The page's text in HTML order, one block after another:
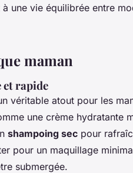
une vie équilibrée entre
maman
et rapide
véritable atout pour les
une crème hydratante
shampoing sec pour
pour un maquillage
submergée.